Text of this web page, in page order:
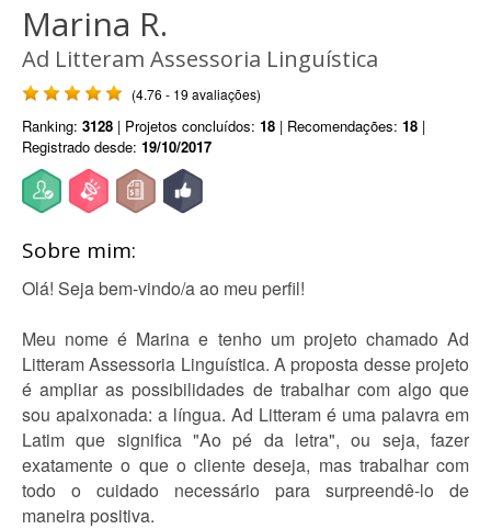
Marina R.
Ad Litteram Assessoria Linguística
(4.76 - 19 avaliações)
Ranking: 3128 | Projetos concluídos: 18 | Recomendações: 18 |
Registrado desde: 19/10/2017
Sobre mim:
Olá! Seja bem-vindo/a ao meu perfil!
Meu nome é Marina e tenho um projeto chamado Ad
Litteram Assessoria Linguística. A proposta desse projeto
é ampliar as possibilidades de trabalhar com algo que
sou apaixonada: a língua. Ad Litteram é uma palavra em
Latim que significa "Ao pé da letra", ou seja, fazer
exatamente o que o cliente deseja, mas trabalhar com
todo o cuidado necessário para surpreendê-lo de
maneira positiva.